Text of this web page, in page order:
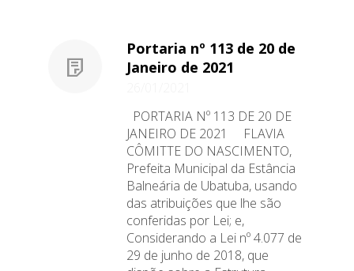
Portaria nº 113 de 20 de
Janeiro de 2021
PORTARIA Nº 113 DE 20 DE
JANEIRO DE 2021 FLAVIA
CÔMITTE DO NASCIMENTO,
Prefeita Municipal da Estância
Balneária de Ubatuba, usando
das atribuições que lhe são
conferidas por Lei; e,
Considerando a Lei nº 4.077 de
29 de junho de 2018, que